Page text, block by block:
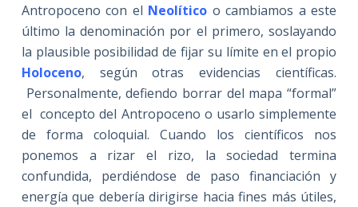
Antropoceno con el Neolítico o cambiamos a este
último la denominación por el primero, soslayando
la plausible posibilidad de fijar su límite en el propio
Holoceno, según otras evidencias científicas.
Personalmente, defiendo borrar del mapa “formal”
el concepto del Antropoceno o usarlo simplemente
de forma coloquial. Cuando los científicos nos
ponemos a rizar el rizo, la sociedad termina
confundida, perdiéndose de paso financiación y
energía que debería dirigirse hacia fines más útiles,